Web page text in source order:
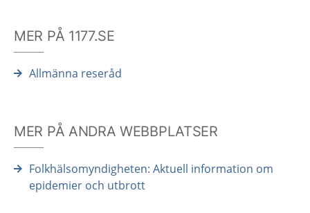
MER PÅ 1177.SE
Allmänna reseråd
MER PÅ ANDRA WEBBPLATSER
Folkhälsomyndigheten: Aktuell information om
epidemier och utbrott